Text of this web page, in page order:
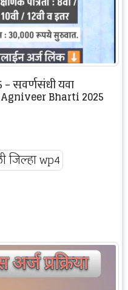
– सुवर्णसंधी युवा
Bharti 2025